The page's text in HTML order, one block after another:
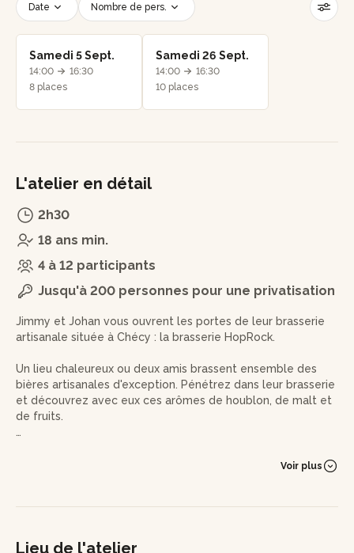
Date Nombre de pers.
Créneau horaire Réinitialiser les filtres
Samedi 5 Sept.
14:00
16:30
8 places
Samedi 26 Sept.
14:00
16:30
10 places
L'atelier en détail
2h30
18 ans min.
4 à 12 participants
Jusqu'à 200 personnes pour une privatisation
Jimmy et Johan vous ouvrent les portes de leur brasserie
artisanale située à Chécy : la brasserie HopRock.
Un lieu chaleureux ou deux amis brassent ensemble des
bières artisanales d'exception. Pénétrez dans leur brasserie
et découvrez avec eux ces arômes de houblon, de malt et
de fruits.
de production ! Jimmy et Johan vous montreront comment
vous aurez l'occasion de poser toutes vos questions : les
et leurs différentes caractéristiques, ainsi que les
Voir plus
Lieu de l'atelier